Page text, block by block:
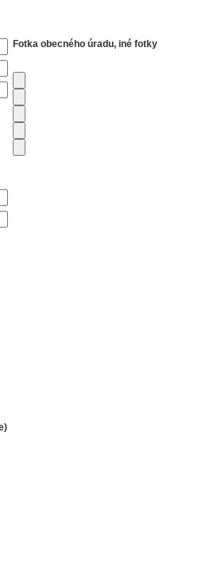
Fotka obecného úradu, iné fotky